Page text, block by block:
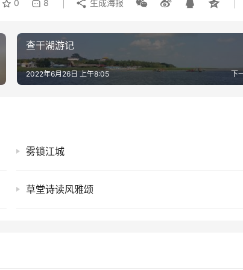
0 8 生成海报
查干湖游记
下
2022年6月26日 上午8:05
雾锁江城
草堂诗读风雅颂